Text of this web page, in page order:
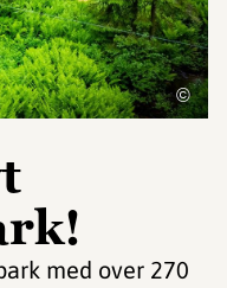
med over 270
©